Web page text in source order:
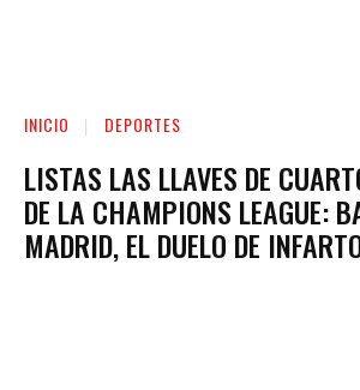
INICIO DEPORTES
LISTAS LAS LLAVES DE
DE LA CHAMPIONS LEAGUE:
MADRID, EL DUELO DE